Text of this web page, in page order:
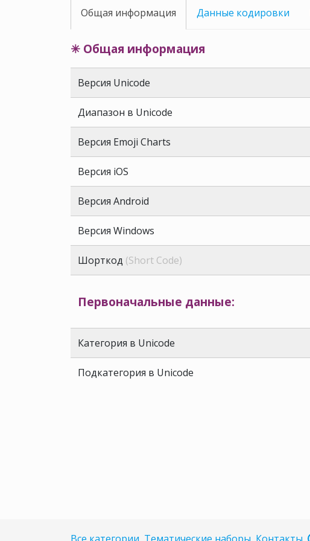
Общая информация Данные кодировки
✳ Общая информация
Версия Unicode
Диапазон в Unicode
Версия Emoji Charts
Версия iOS
Версия Android
Версия Windows
Шорткод (Short Code)
Первоначальные данные:
Категория в Unicode
Подкатегория в Unicode